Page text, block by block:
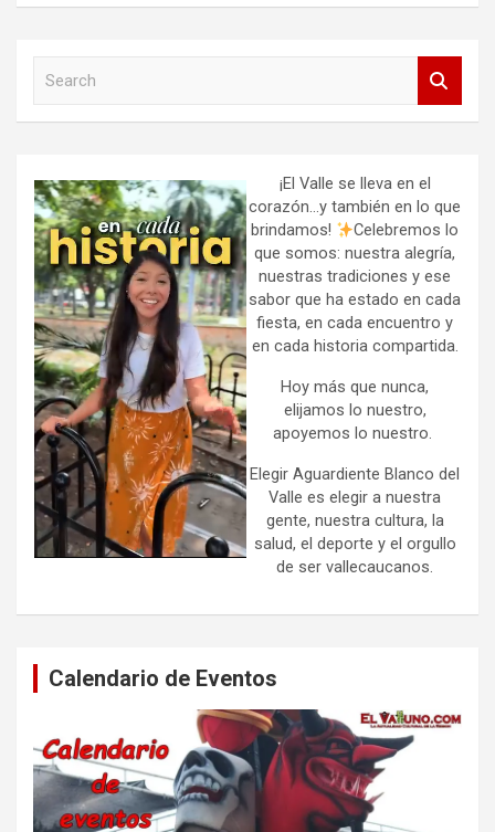
h
¡El Valle se lleva en el
corazón…y también en lo que
brindamos!
Celebremos lo
que somos: nuestra alegría,
nuestras tradiciones y ese
sabor que ha estado en cada
fiesta, en cada encuentro y
en cada historia compartida.
Hoy más que nunca,
elijamos lo nuestro,
apoyemos lo nuestro.
Elegir Aguardiente Blanco del
Valle es elegir a nuestra
gente, nuestra cultura, la
salud, el deporte y el orgullo
de ser vallecaucanos.
Calendario de Eventos